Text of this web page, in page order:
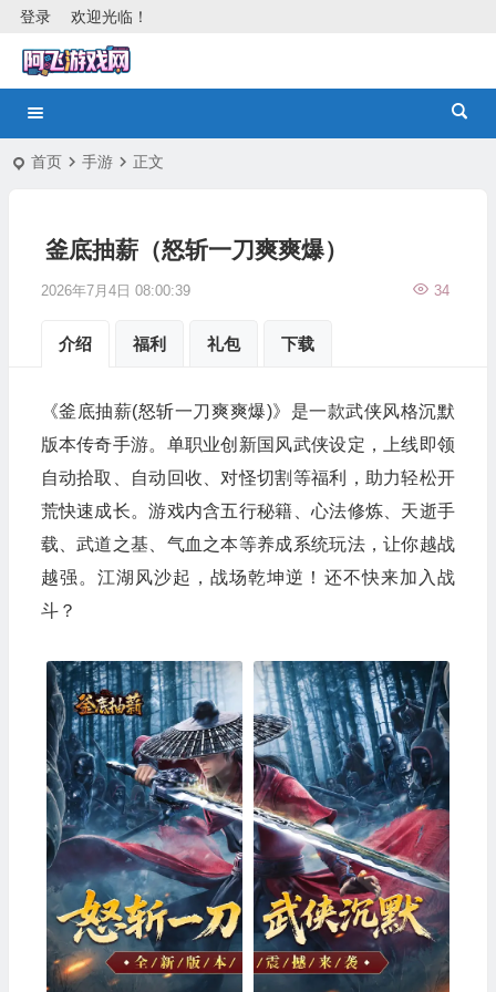
欢迎光临！
登录
首页 手游 正文
釜底抽薪（怒斩一刀爽爽爆）
2026年7月4日 08:00:39 34
介绍 福利 礼包 下载
《釜底抽薪(怒斩一刀爽爽爆)》是一款武侠风格沉默
版本传奇手游。单职业创新国风武侠设定，上线即领
自动拾取、自动回收、对怪切割等福利，助力轻松开
荒快速成长。游戏内含五行秘籍、心法修炼、天逝手
载、武道之基、气血之本等养成系统玩法，让你越战
越强。江湖风沙起，战场乾坤逆！还不快来加入战
斗？